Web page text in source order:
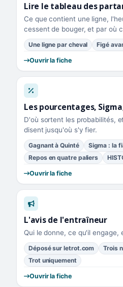
Lire le tableau des
Ce que contient une ligne,
cessent de bouger, et par où
Une ligne par cheval Figé
Ouvrir la fiche
Les pourcentages,
D'où sortent les probabilités,
disent jusqu'où s'y fier.
Gagnant à Quinté
Sigma : la
Repos en quatre paliers
Ouvrir la fiche
L'avis de l'entraîneur
Qui le donne, ce qu'il engage,
Déposé sur letrot.com
Trois
Trot uniquement
Ouvrir la fiche